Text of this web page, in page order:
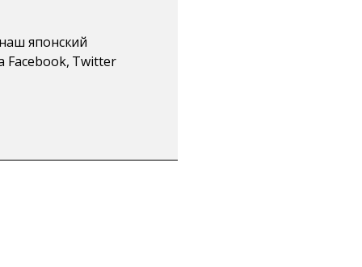
японский
Facebook, Twitter